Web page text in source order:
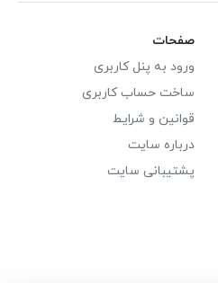
صفحات
ورود به پنل کاربری
ساخت حساب کاربری
قوانین و شرایط
درباره سایت
پشتیبانی سایت